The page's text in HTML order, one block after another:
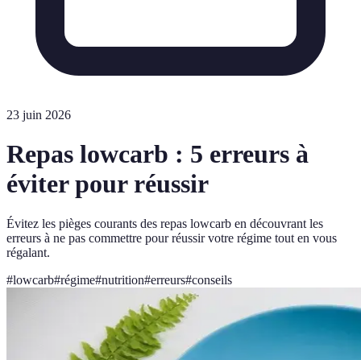
23 juin 2026
Repas lowcarb : 5 erreurs à
éviter pour réussir
Évitez les pièges courants des repas lowcarb en découvrant les
erreurs à ne pas commettre pour réussir votre régime tout en vous
régalant.
#lowcarb#régime#nutrition#erreurs#conseils